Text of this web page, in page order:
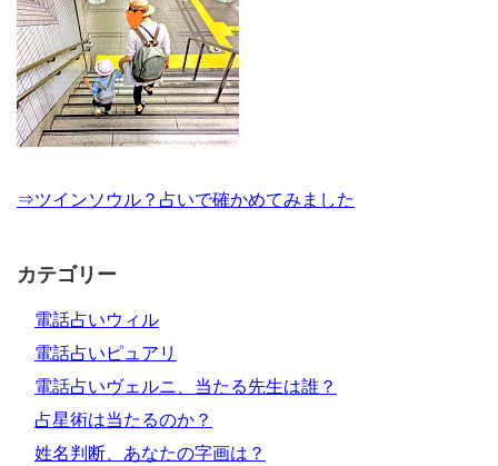
⇒ツインソウル？占いで確かめてみました
カテゴリー
電話占いウィル
電話占いピュアリ
電話占いヴェルニ、当たる先生は誰？
占星術は当たるのか？
姓名判断、あなたの字画は？